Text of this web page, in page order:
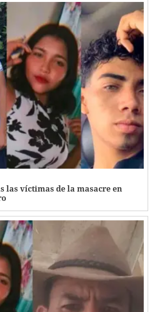
las víctimas de la masacre en